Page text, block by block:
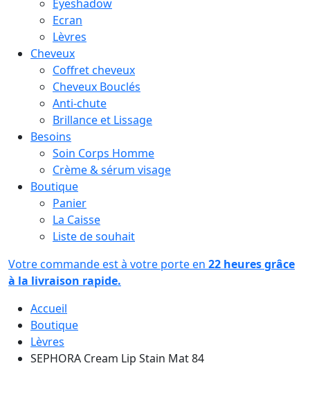
Eyeshadow
Ecran
Lèvres
Cheveux
Coffret cheveux
Cheveux Bouclés
Anti-chute
Brillance et Lissage
Besoins
Soin Corps Homme
Crème & sérum visage
Boutique
Panier
La Caisse
Liste de souhait
Votre commande est à votre porte en 22 heures grâce
à la livraison rapide.
Accueil
Boutique
Lèvres
SEPHORA Cream Lip Stain Mat 84